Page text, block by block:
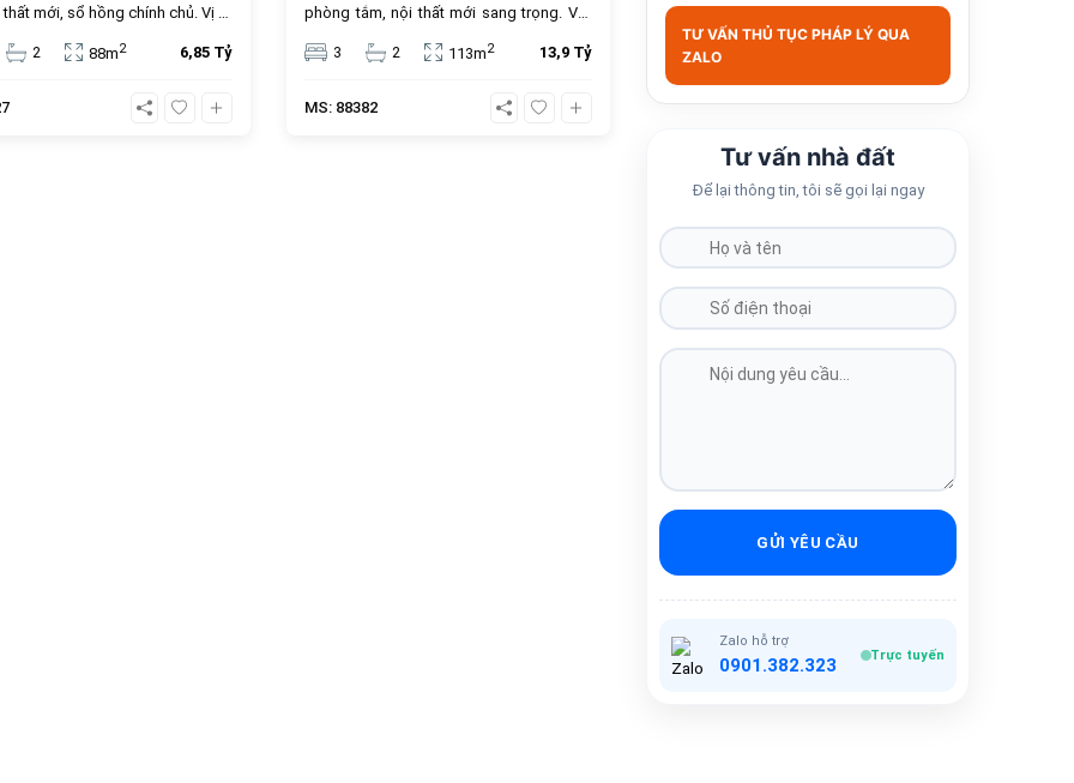
mới, sổ hồng chính chủ. Vị trí
phù hợp để ở hoặc đầu tư.
2 88m2 6,85 Tỷ
phòng tắm, nội thất mới sang trọng. Với
tưởng cho an cư và đầu tư. Giá bán 13.9
3 2 113m2 13,9 Tỷ
MS: 88382
TƯ VẤN THỦ TỤC PHÁP LÝ QUA
ZALO
Tư vấn nhà đất
Để lại thông tin, tôi sẽ gọi lại ngay
GỬI YÊU CẦU
Zalo hỗ trợ
0901.382.323 Trực tuyến